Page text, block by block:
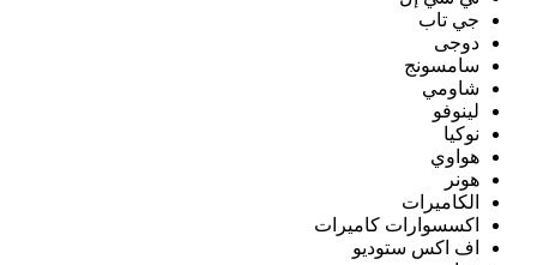
جي تاب
دوجى
سامسونج
شاومي
لينوفو
نوكيا
هواوي
هونر
الكاميرات
اكسسوارات كاميرات
اف اكس ستوديو